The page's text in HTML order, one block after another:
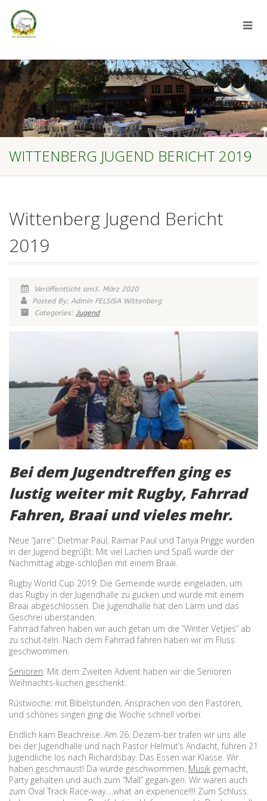
WITTENBERG JUGEND BERICHT 2019
Wittenberg Jugend Bericht
2019
Veröffentlicht am3. März 2020
Posted By: Admin FELSISA Wittenberg
Categories: Jugend
Bei dem Jugendtreffen ging es
lustig weiter mit Rugby, Fahrrad
Fahren, Braai und vieles mehr.
Neue “Jarre”: Dietmar Paul, Raimar Paul und Tanya Prigge wurden
in der Jugend begrűβt. Mit viel Lachen und Spaß wurde der
Nachmittag abge-schloβen mit einem Braai.
Rugby World Cup 2019: Die Gemeinde wurde eingeladen, um
das Rugby in der Jugendhalle zu gucken und wurde mit einem
Braai abgeschlossen. Die Jugendhalle hat den Lärm und das
Geschrei überstanden.
Fahrrad fahren haben wir auch getan um die “Winter Vetjies” ab
zu schüt-teln. Nach dem Fahrrad fahren haben wir im Fluss
geschwommen.
Senioren: Mit dem Zweiten Advent haben wir die Senioren
Weihnachts-kuchen geschenkt.
Rűstwoche: mit Bibelstunden, Ansprachen von den Pastoren,
und schönes singen ging die Woche schnell vorbei.
Endlich kam Beachreise. Am 26. Dezem-ber trafen wir uns alle
bei der Jugendhalle und nach Pastor Helmut’s Andacht, fuhren 21
Jugendliche los nach Richardsbay. Das Essen war Klasse. Wir
haben geschmaust! Da wurde geschwommen, Musik gemacht,
Party gehalten und auch zum “Mall” gegan-gen. Wir waren auch
zum Oval Track Race-way….what an experience!!!! Zum Schluss